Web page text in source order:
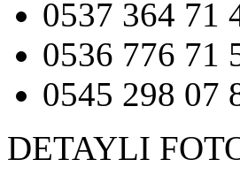
0537 364 71
0536 776 71
0545 298 07
DETAYLI